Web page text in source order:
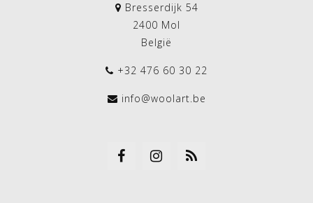
Bresserdijk 54
2400 Mol
België
+32 476 60 30 22
info@woolart.be